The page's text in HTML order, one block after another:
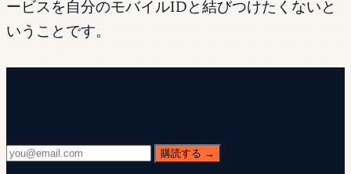
ービスを自分のモバイルIDと結びつけたくないと
いうことです。
購読する →